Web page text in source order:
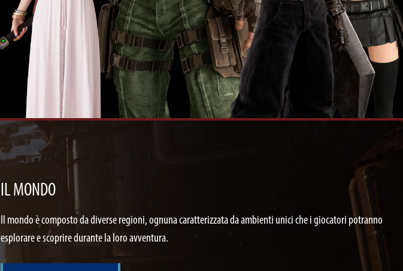
IL MONDO
Il mondo è composto da diverse regioni, ognuna caratterizzata da ambienti unici che i giocatori potranno
esplorare e scoprire durante la loro avventura.